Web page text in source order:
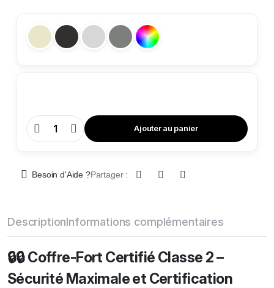
Coffre-
Fort
Classe
Ajouter au panier
Besoin d'Aide ?Partager :
DescriptionInformations complémentaires
🔒🔒 Coffre-Fort Certifié Classe 2 –
Sécurité Maximale et Certification